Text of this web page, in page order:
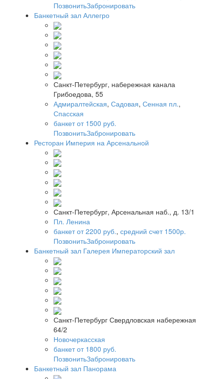
ПозвонитьЗабронировать
Банкетный зал Аллегро
Санкт-Петербург, набережная канала
Грибоедова, 55
Адмиралтейская, Садовая, Сенная пл.,
Спасская
банкет от 1500 руб.
ПозвонитьЗабронировать
Ресторан Империя на Арсенальной
Санкт-Петербург, Арсенальная наб., д. 13/1
Пл. Ленина
банкет от 2200 руб., средний счет 1500р.
ПозвонитьЗабронировать
Банкетный зал Галерея Императорский зал
Санкт-Петербург Свердловская набережная
64/2
Новочеркасская
банкет от 1800 руб.
ПозвонитьЗабронировать
Банкетный зал Панорама